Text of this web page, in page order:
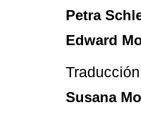
Petra
Edward
Susana